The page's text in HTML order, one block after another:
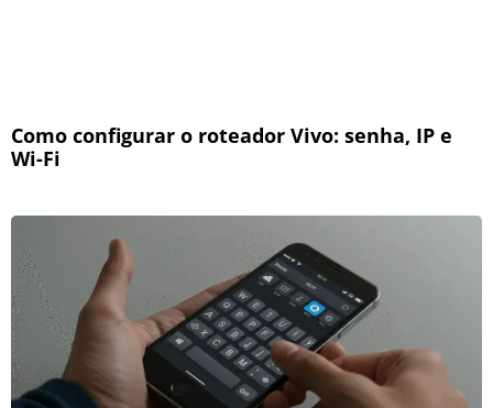
Como configurar o roteador Vivo: senha, IP e
Wi-Fi